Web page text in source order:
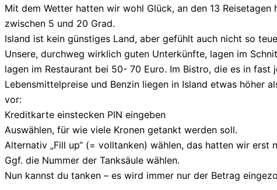
Mit dem Wetter hatten wir wohl Glück, an den 13
zwischen 5 und 20 Grad.
Island ist kein günstiges Land, aber gefühlt auch nicht so
Unsere, durchweg wirklich guten Unterkünfte, lagen im
lagen im Restaurant bei 50- 70 Euro. Im Bistro, die es in
Lebensmittelpreise und Benzin liegen in Island etwas höher
vor:
Kreditkarte einstecken PIN eingeben
Auswählen, für wie viele Kronen getankt werden soll.
Alternativ „Fill up“ (= volltanken) wählen, das hatten wir erst
Ggf. die Nummer der Tanksäule wählen.
Nun kannst du tanken – es wird immer nur der Betrag